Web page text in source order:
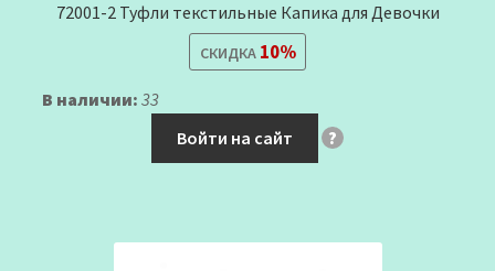
72001-2 Туфли текстильные Капика для Девочки
СКИДКА10%
В наличии: 33
Войти на сайт
?